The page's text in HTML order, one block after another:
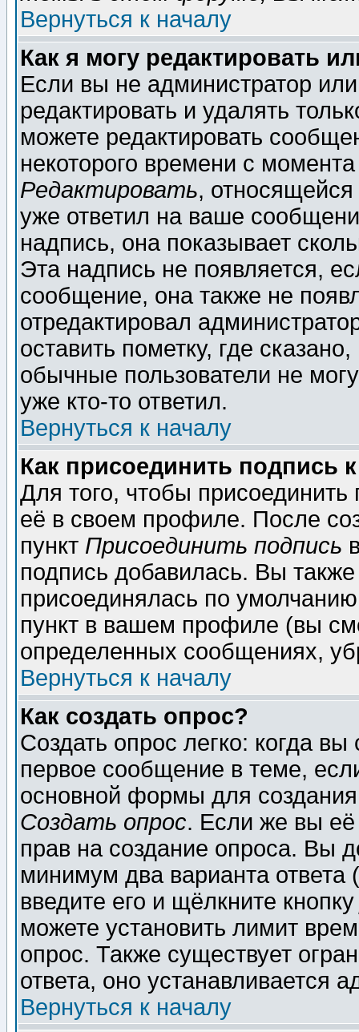
Вернуться к началу
Как я могу редактировать
Если вы не администратор
редактировать и удалять
можете редактировать
некоторого времени с
Редактировать,
уже ответил на ваше
надпись, она показывает
Эта надпись не появляется,
сообщение, она также не
отредактировал
оставить пометку, где
обычные пользователи не
уже кто-то ответил.
Вернуться к началу
Как присоединить подпись
Для того, чтобы
её в своем профиле. После
пункт Присоединить подпись
подпись добавилась. Вы
присоединялась по
пункт в вашем профиле (вы
определенных сообщениях,
Вернуться к началу
Как создать опрос?
Создать опрос легко: когда
первое сообщение в теме,
основной формы для
Создать опрос. Если же вы её
прав на создание опроса. Вы
минимум два варианта ответа
введите его и щёлкните
можете установить лимит
опрос. Также существует
ответа, оно устанавливается
Вернуться к началу